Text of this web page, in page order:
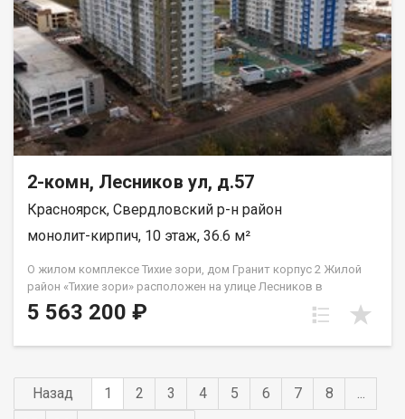
2-комн, Лесников ул, д.57
Красноярск, Свердловский р-н район
монолит-кирпич, 10 этаж, 36.6 м²
О жилом комплексе Тихие зори, дом Гранит корпус 2 Жилой
район «Тихие зори» расположен на улице Лесников в
Свердловском районе Красноярска и представлен
монолитно-кирпичными домами различной этажности. Дом
Преимущества жилого района «Тихие зори» Экологически
благоприятный район с красивыми видами на реку Енисей и
5 563 200 ₽
Назад 1 2 3 4 5 6 7 8
...